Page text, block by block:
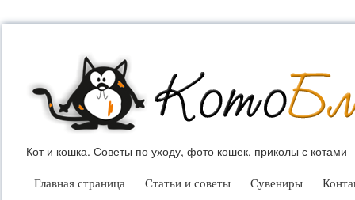
Кот и кошка. Советы по уходу, фото кошек, приколы с котами
Главная страница Статьи и советы Сувениры